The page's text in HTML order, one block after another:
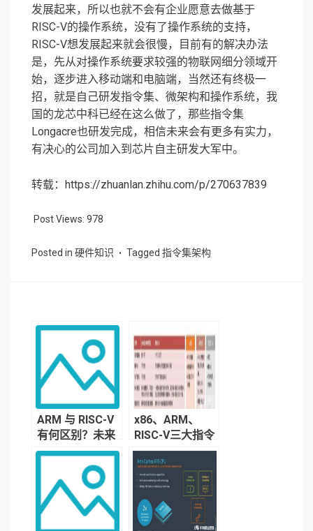
发展起来，所以也就不会有企业愿意去做基于
RISC-V的操作系统，没有了操作系统的支持，
RISC-V想发展起来就会很慢，目前有的解决办法
是，先从对操作系统要求较强的物联网细分领域开
始，逐步进入移动端和电脑端，当然还有终极一
招，就是自己研发指令集、微架构和操作系统，我
国的龙芯中科已经在这么做了，那些指令集
Longacre也研发完成，相信未来会有更多有实力，
有决心的公司加入到芯片自主研发大军中。
转载：https://zhuanlan.zhihu.com/p/270637839
Post Views: 978
Posted in 硬件知识 Tagged 指令集架构
ARM 与 RISC-V
有何区别？未来
之争将何去何
x86、ARM、
RISC-V三大指令
集及其产业的科
普认识